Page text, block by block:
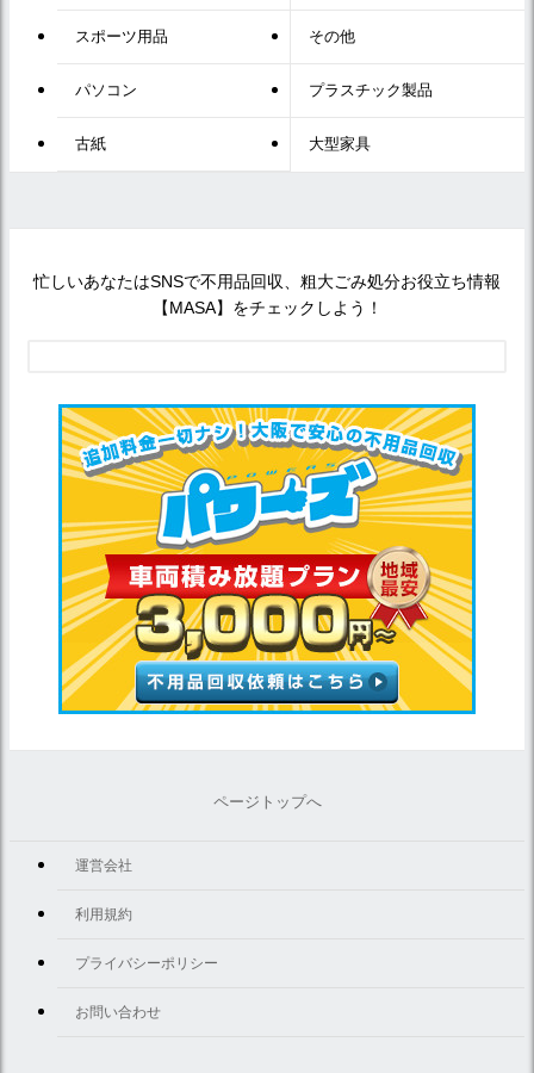
スポーツ用品 その他
パソコン プラスチック製品
古紙 大型家具
忙しいあなたはSNSで不用品回収、粗大ごみ処分お役立ち情報
【MASA】をチェックしよう！
ページトップへ
運営会社
利用規約
プライバシーポリシー
お問い合わせ